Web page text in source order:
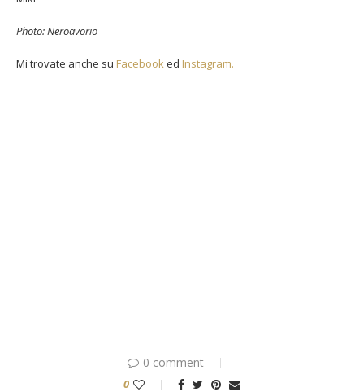
Photo: Neroavorio
Mi trovate anche su Facebooked Instagram.
0 comment
0